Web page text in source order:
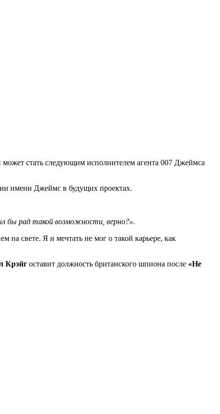
стать следующим исполнителем агента 007 Джеймса
имени Джеймс в будущих проектах.
бы рад такой возможности, верно?».
на свете. Я и мечтать не мог о такой карьере, как
Крэйг оставит должность британского шпиона после «Не